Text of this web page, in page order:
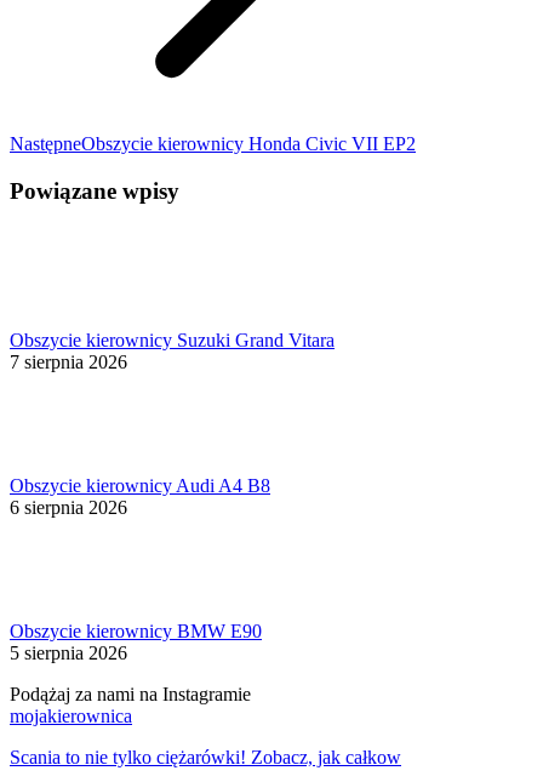
NastępneNastępny
Obszycie kierownicy Honda Civic VII EP2
Powiązane wpisy
Obszycie kierownicy Suzuki Grand Vitara
7 sierpnia 2026
Obszycie kierownicy Audi A4 B8
6 sierpnia 2026
Obszycie kierownicy BMW E90
5 sierpnia 2026
Podążaj za nami na Instagramie
mojakierownica
Scania to nie tylko ciężarówki! Zobacz, jak całkow